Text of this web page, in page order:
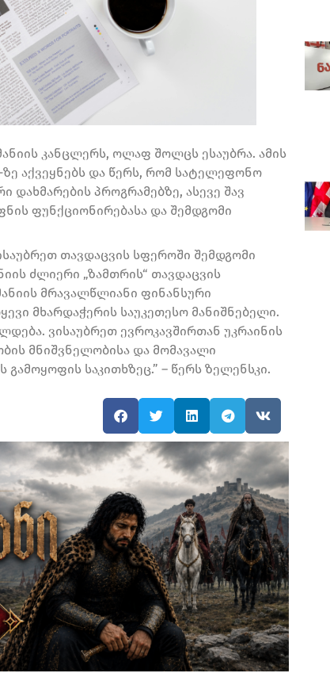
კანცლერს, ოლაფ შოლცს ესაუბრა. ამის
აქვეყნებს და წერს, რომ სატელეფონო
დახმარების პროგრამებზე, ასევე შავ
ფუნქციონირებასა და შემდგომი
თავდაცვის სფეროში შემდგომი
ძლიერი „ზამთრის“ თავდაცვის
მრავალწლიანი ფინანსური
მხარდაჭერის საუკეთესო მანიშნებელი.
ვისაუბრეთ ევროკავშირთან უკრაინის
მნიშვნელობისა და მომავალი
საკითხზეც.” – წერს ზელენსკი.